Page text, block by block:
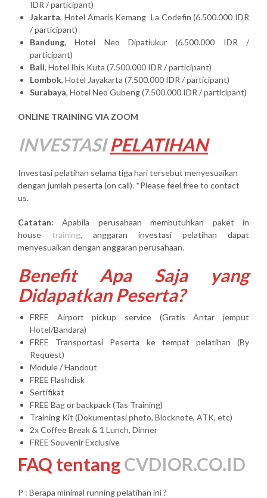
IDR / participant)
Jakarta, Hotel Amaris Kemang La Codefin (6.500.000 IDR
/ participant)
Bandung, Hotel Neo Dipatiukur (6.500.000 IDR /
participant)
Bali, Hotel Ibis Kuta (7.500.000 IDR / participant)
Lombok, Hotel Jayakarta (7.500.000 IDR / participant)
Surabaya, Hotel Neo Gubeng (7.500.000 IDR / participant)
ONLINE TRAINING VIA ZOOM
INVESTASI PELATIHAN
Investasi pelatihan selama tiga hari tersebut menyesuaikan
dengan jumlah peserta (on call). *Please feel free to contact
us.
Catatan: Apabila perusahaan membutuhkan paket in
house training, anggaran investasi pelatihan dapat
menyesuaikan dengan anggaran perusahaan.
Benefit Apa Saja yang
Didapatkan Peserta?
FREE Airport pickup service (Gratis Antar jemput
Hotel/Bandara)
FREE Transportasi Peserta ke tempat pelatihan (By
Request)
Module / Handout
FREE Flashdisk
Sertifikat
FREE Bag or backpack (Tas Training)
Training Kit (Dokumentasi photo, Blocknote, ATK, etc)
2x Coffee Break & 1 Lunch, Dinner
FREE Souvenir Exclusive
FAQ tentangCVDIOR.CO.ID
P : Berapa minimal running pelatihan ini ?